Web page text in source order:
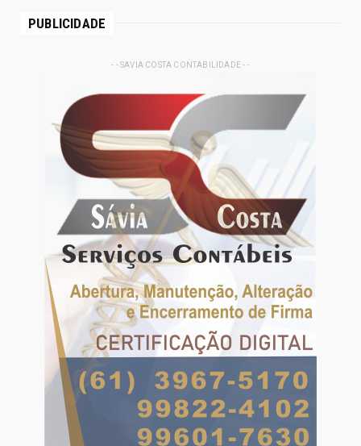
PUBLICIDADE
- - SAVIA COSTA CONTABILIDADE - -